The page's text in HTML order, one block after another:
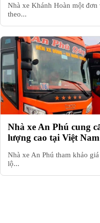
Nhà xe Khánh Hoàn một
theo...
Nhà xe An Phú cung
lượng cao tại Việt Nam
Nhà xe An Phú tham khảo
lộ...